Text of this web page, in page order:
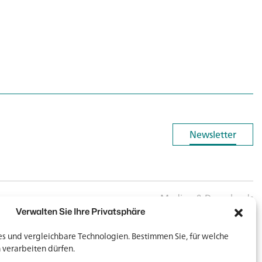
Verwalten Sie Ihre Privatsphäre
und vergleichbare Technologien. Bestimmen Sie, für welche
dürfen.
Newsletter
Newsletter
Medien & Downloads